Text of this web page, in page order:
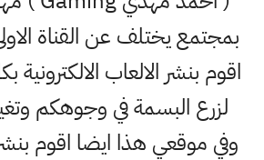
بمجتمع يختلف عن القناة
اقوم بنشر الالعاب الالكترونية
لزرع البسمة في وجوهكم
وفي موقعي هذا ايضا اقوم